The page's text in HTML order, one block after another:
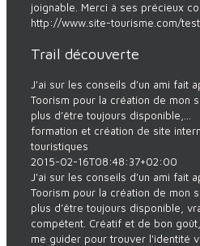
joignable. Merci à ses précieux
http://www.site-tourisme.com/
Trail découverte
J'ai sur les conseils d'un ami fait
Toorism pour la création de mon
plus d’être toujours disponible,...
formation et création de site
touristiques
2015-02-16T08:48:37+02:00
J'ai sur les conseils d'un ami fait
Toorism pour la création de mon
plus d’être toujours disponible,
compétent. Créatif et de bon
me guider pour trouver l'identité